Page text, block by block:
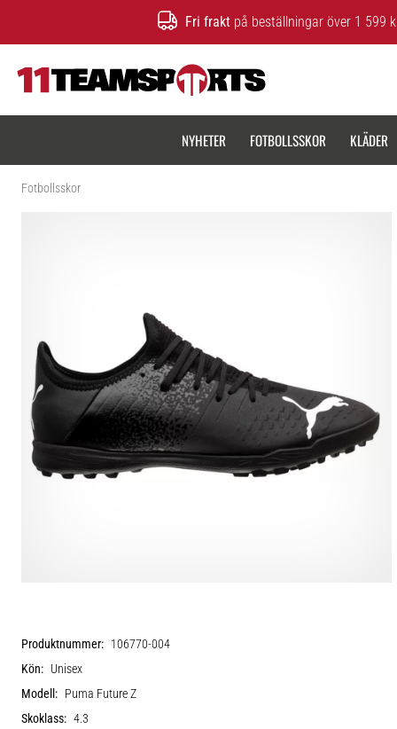
Fri frakt på beställningar över 1 599
NYHETER FOTBOLLSSKOR KLÄDER
Fotbollsskor
Produktnummer: 106770-004
Kön: Unisex
Modell: Puma Future Z
Skoklass: 4.3